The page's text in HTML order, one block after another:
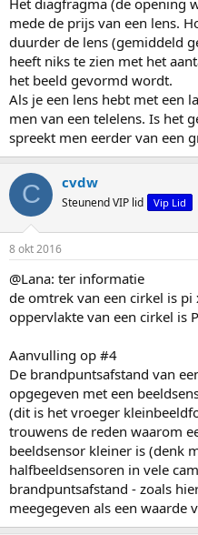
mede de prijs van een lens.
duurder de lens (gemiddeld
heeft niks te zien met het
het beeld gevormd wordt.
Als je een lens hebt met een
men van een telelens. Is het
spreekt men eerder van een
C cvdw
Steunend VIP lid Vip Lid
8 okt 2016
@Lana: ter informatie
de omtrek van een cirkel is
oppervlakte van een cirkel is
Aanvulling op #4
De brandpuntsafstand van
opgegeven met een
(dit is het vroeger
trouwens de reden waarom
beeldsensor kleiner is (denk
halfbeeldsensoren in vele
brandpuntsafstand - zoals
meegegeven als een waarde